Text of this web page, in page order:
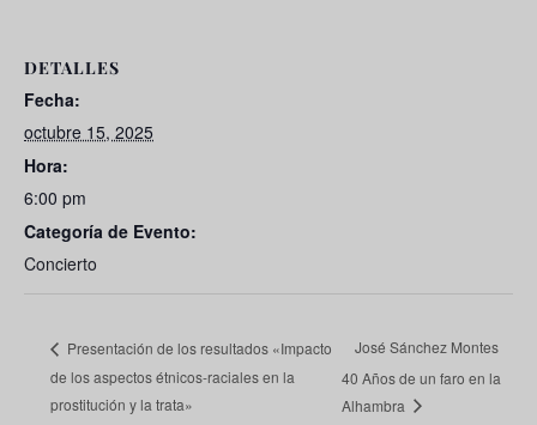
DETALLES
Fecha:
octubre 15, 2025
Hora:
6:00 pm
Categoría de Evento:
Concierto
Presentación de los resultados «Impacto
de los aspectos étnicos-raciales en la
prostitución y la trata»
José Sánchez Montes
40 Años de un faro en la
Alhambra